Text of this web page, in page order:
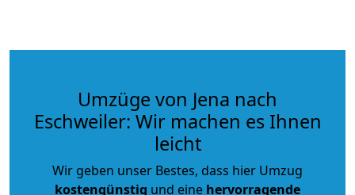
Umzüge von Jena nach
Eschweiler: Wir machen es Ihnen
leicht
Wir geben unser Bestes, dass hier Umzug
kostengünstig und eine hervorragende